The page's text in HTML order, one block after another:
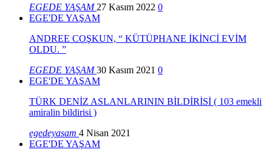
EGEDE YAŞAM 27 Kasım 2022 0
EGE'DE YAŞAM
ANDREE COŞKUN, “ KÜTÜPHANE İKİNCİ EVİM
OLDU. ”
EGEDE YAŞAM30 Kasım 2021 0
EGE'DE YAŞAM
TÜRK DENİZ ASLANLARININ BİLDİRİSİ ( 103 emekli
amiralin bildirisi )
egedeyasam 4 Nisan 2021
EGE'DE YAŞAM